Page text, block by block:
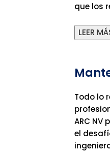
que los
LEER
Todo lo
ARC
el